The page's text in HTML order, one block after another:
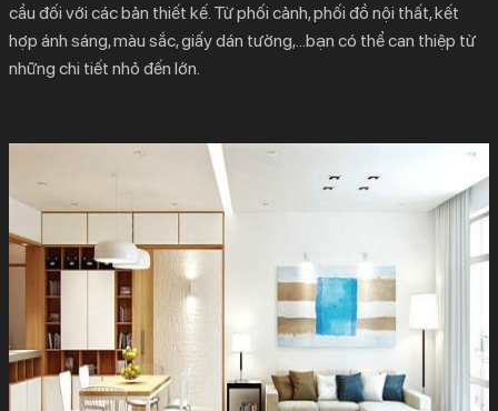
cầu đối với các bản thiết kế. Từ phối cảnh, phối đồ nội thất, kết
hợp ánh sáng, màu sắc, giấy dán tường,…bạn có thể can thiệp từ
những chi tiết nhỏ đến lớn.